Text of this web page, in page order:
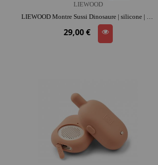
LIEWOOD
LIEWOOD Montre Sussi Dinosaure | silicone | dès 4 ans | jouet éducatif
29,00 €